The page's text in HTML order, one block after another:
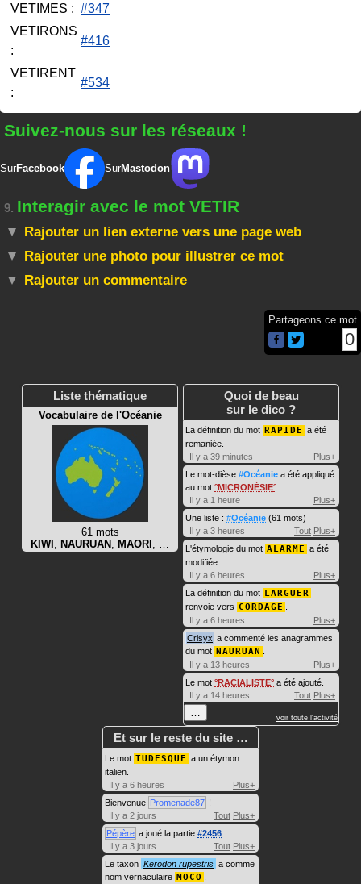
VETIMES : #347
VETIRONS
:
#416
VETIRENT
:
#534
Suivez-nous sur les réseaux !
SurFacebook SurMastodon
9. Interagir avec le mot VETIR
Rajouter un lien externe vers une page web
Rajouter une photo pour illustrer ce mot
Rajouter un commentaire
Partageons ce mot
0
Liste thématique
Vocabulaire de l'Océanie
61 mots
KIWI NAURUAN MAORI
Quoi de beau
sur le dico ?
La définition du mot RAPIDE a été
remaniée.
Il y a 39 minutes
Plus+
Le mot-dièse #Océanie a été appliqué
au mot MICRONÉSIE
Il y a 1 heure
Plus+
Une liste : #Océanie (61 mots)
Il y a 3 heures
Tout Plus+
L'étymologie du mot ALARME a été
modifiée.
Il y a 6 heures
Plus+
La définition du mot LARGUER
renvoie vers CORDAGE
Il y a 6 heures
Plus+
Crisyx a commenté les anagrammes
du mot NAURUAN
Il y a 13 heures
Plus+
Le mot RACIALISTE a été ajouté.
Il y a 14 heures
Tout Plus+
voir toute l'activité
Et sur le reste du site …
Le mot TUDESQUE a un étymon
italien.
Il y a 6 heures
Plus+
Bienvenue Promenade87 !
Il y a 2 jours
Tout Plus+
Pépère a joué la partie #2456
Il y a 3 jours
Tout Plus+
Le taxon Kerodon rupestris a comme
nom vernaculaire MOCO